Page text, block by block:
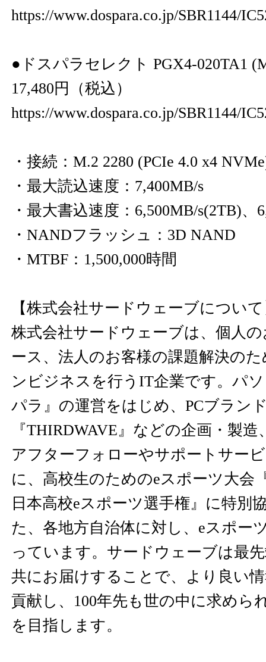
https://www.dospara.co.jp/SBR1144/
●ドスパラセレクト PGX4-020TA1
17,480円（税込）
https://www.dospara.co.jp/SBR1144/
・接続：M.2 2280 (PCIe 4.0 x4
・最大読込速度：7,400MB/s
・最大書込速度：6,500MB/s(2TB)、
・NANDフラッシュ：3D NAND
・MTBF：1,500,000時間
【株式会社サードウェーブについ
株式会社サードウェーブは、個人
ース、法人のお客様の課題解決の
ンビジネスを行うIT企業です。パ
パラ』の運営をはじめ、PCブラン
『THIRDWAVE』などの企画・製
アフターフォローやサポートサー
に、高校生のためのeスポーツ大会
日本高校eスポーツ選手権』に特別
た、各地方自治体に対し、eスポー
っています。サードウェーブは最
共にお届けすることで、より良い
貢献し、100年先も世の中に求めら
を目指します。